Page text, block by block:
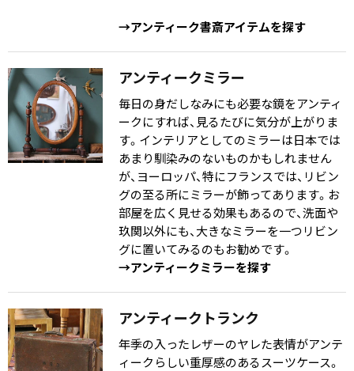
→アンティーク書斎アイテムを探す
アンティークミラー
毎日の身だしなみにも必要な鏡をアンティ
ークにすれば、見るたびに気分が上がりま
す。インテリアとしてのミラーは日本では
あまり馴染みのないものかもしれません
が、ヨーロッパ、特にフランスでは、リビン
グの至る所にミラーが飾ってあります。お
部屋を広く見せる効果もあるので、洗面や
玖関以外にも、大きなミラーを一つリビン
グに置いてみるのもお勧めです。
→アンティークミラーを探す
アンティークトランク
年季の入ったレザーのヤレた表情がアンテ
ィークらしい重厚感のあるスーツケース。